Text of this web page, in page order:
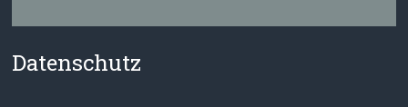
Datenschutz